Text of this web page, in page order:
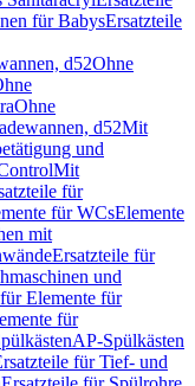
für BabysErsatzteile
d52Ohne
Ohne
d52Mit
und
Mit
für
für WCsElemente
mit
Ersatzteile für
und
Elemente für
für
AP-Spülkästen
für Tief- und